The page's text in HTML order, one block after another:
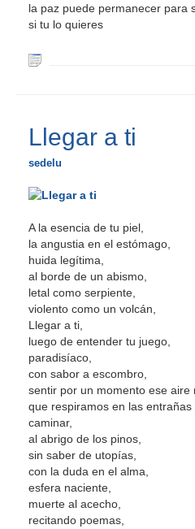
la paz puede permanecer para
si tu lo quieres
Llegar a ti
sedelu
A la esencia de tu piel,
la angustia en el estómago,
huida legítima,
al borde de un abismo,
letal como serpiente,
violento como un volcán,
Llegar a ti,
luego de entender tu juego,
paradisíaco,
con sabor a escombro,
sentir por un momento ese aire
que respiramos en las entrañas
caminar,
al abrigo de los pinos,
sin saber de utopías,
con la duda en el alma,
esfera naciente,
muerte al acecho,
recitando poemas,